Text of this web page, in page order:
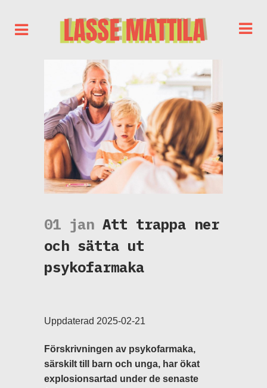
01 jan Att trappa ner
och sätta ut
psykofarmaka
Uppdaterad 2025-02-21
Förskrivningen av psykofarmaka,
särskilt till barn och unga, har ökat
explosionsartad under de senaste